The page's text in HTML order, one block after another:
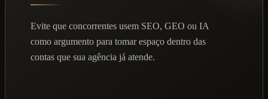
Evite que concorrentes usem SEO, GEO ou IA
como argumento para tomar espaço dentro das
contas que sua agência já atende.